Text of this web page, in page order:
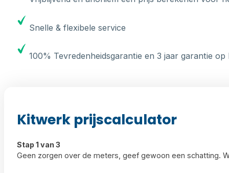
Snelle & flexibele service
100% Tevredenheidsgarantie en 3 jaar garantie
Kitwerk prijscalculator
Stap 1 van 3
Geen zorgen over de meters, geef gewoon een schatting.